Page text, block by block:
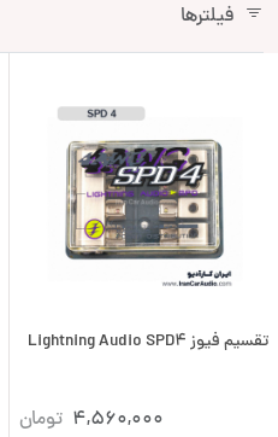
فیلترها
تقسیم فیوز Lightning Audio SPD4
4,560,000 تومان